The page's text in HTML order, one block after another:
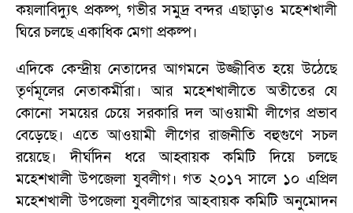
কয়লাবিদ্যুৎ প্রকল্প, গভীর সমুদ্র বন্দর এছাড়াও মহেশখালী
ঘিরে চলছে একাধিক মেগা প্রকল্প।
এদিকে কেন্দ্রীয় নেতাদের আগমনে উজ্জীবিত হয়ে উঠেছে
তৃর্ণমূলের নেতাকর্মীরা। আর মহেশখালীতে অতীতের যে
কোনো সময়ের চেয়ে সরকারি দল আওয়ামী লীগের প্রভাব
বেড়েছে। এতে আওয়ামী লীগের রাজনীতি বহুগুণে সচল
রয়েছে। দীর্ঘদিন ধরে আহ্বায়ক কমিটি দিয়ে চলছে
মহেশখালী উপজেলা যুবলীগ। গত ২০১৭ সালে ১০ এপ্রিল
মহেশখালী উপজেলা যুবলীগের আহবায়ক কমিটি অনুমোদন